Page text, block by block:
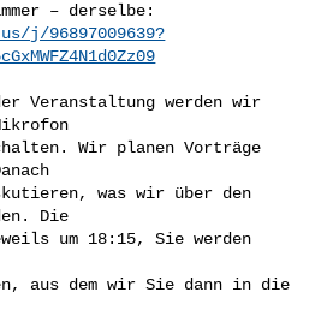
j/96897009639?
Veranstaltung werden wir
Wir planen Vorträge
was wir über den
Die
um 18:15, Sie werden
aus dem wir Sie dann in die